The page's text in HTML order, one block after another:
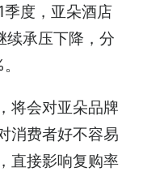
度，亚朵酒店
续承压下降，分
将会对亚朵品牌
消费者好不容易
直接影响复购率